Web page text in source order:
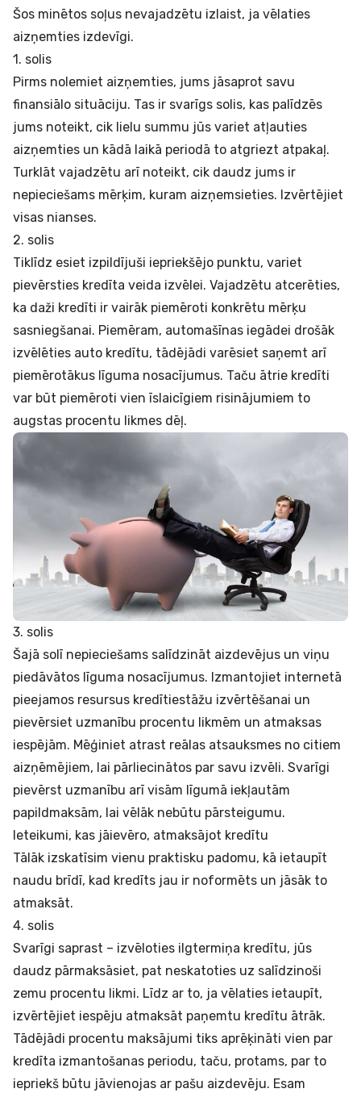
Šos minētos soļus nevajadzētu izlaist, ja vēlaties
aizņemties izdevīgi.
1. solis
Pirms nolemiet aizņemties, jums jāsaprot savu
finansiālo situāciju. Tas ir svarīgs solis, kas palīdzēs
jums noteikt, cik lielu summu jūs variet atļauties
aizņemties un kādā laikā periodā to atgriezt atpakaļ.
Turklāt vajadzētu arī noteikt, cik daudz jums ir
nepieciešams mērķim, kuram aizņemsieties. Izvērtējiet
visas nianses.
2. solis
Tiklīdz esiet izpildījuši iepriekšējo punktu, variet
pievērsties kredīta veida izvēlei. Vajadzētu atcerēties,
ka daži kredīti ir vairāk piemēroti konkrētu mērķu
sasniegšanai. Piemēram, automašīnas iegādei drošāk
izvēlēties auto kredītu, tādējādi varēsiet saņemt arī
piemērotākus līguma nosacījumus. Taču ātrie kredīti
var būt piemēroti vien īslaicīgiem risinājumiem to
augstas procentu likmes dēļ.
3. solis
Šajā solī nepieciešams salīdzināt aizdevējus un viņu
piedāvātos līguma nosacījumus. Izmantojiet internetā
pieejamos resursus kredītiestāžu izvērtēšanai un
pievērsiet uzmanību procentu likmēm un atmaksas
iespējām. Mēģiniet atrast reālas atsauksmes no citiem
aizņēmējiem, lai pārliecinātos par savu izvēli. Svarīgi
pievērst uzmanību arī visām līgumā iekļautām
papildmaksām, lai vēlāk nebūtu pārsteigumu.
Ieteikumi, kas jāievēro, atmaksājot kredītu
Tālāk izskatīsim vienu praktisku padomu, kā ietaupīt
naudu brīdī, kad kredīts jau ir noformēts un jāsāk to
atmaksāt.
4. solis
Svarīgi saprast – izvēloties ilgtermiņa kredītu, jūs
daudz pārmaksāsiet, pat neskatoties uz salīdzinoši
zemu procentu likmi. Līdz ar to, ja vēlaties ietaupīt,
izvērtējiet iespēju atmaksāt paņemtu kredītu ātrāk.
Tādējādi procentu maksājumi tiks aprēķināti vien par
kredīta izmantošanas periodu, taču, protams, par to
iepriekš būtu jāvienojas ar pašu aizdevēju. Esam